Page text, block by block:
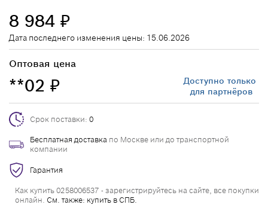
8 984 ₽
Дата последнего изменения цены: 15.06.2026
Оптовая цена
**02 ₽
Доступно только
для партнёров
Срок поставки: 0
Бесплатная доставка по Москве или до транспортной
компании
Гарантия
Как купить 0258006537 - зарегистрируйтесь на сайте, все покупки
онлайн. См. также: купить в СПБ.